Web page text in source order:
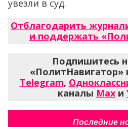
увезли в суд.
Отблагодарить
и поддержать
Подпишитесь
«ПолитНавигатор»
Telegram,
каналы Max и
Последние